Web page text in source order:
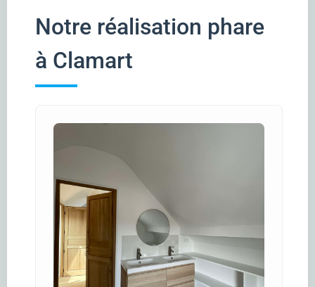
Notre réalisation phare
à Clamart